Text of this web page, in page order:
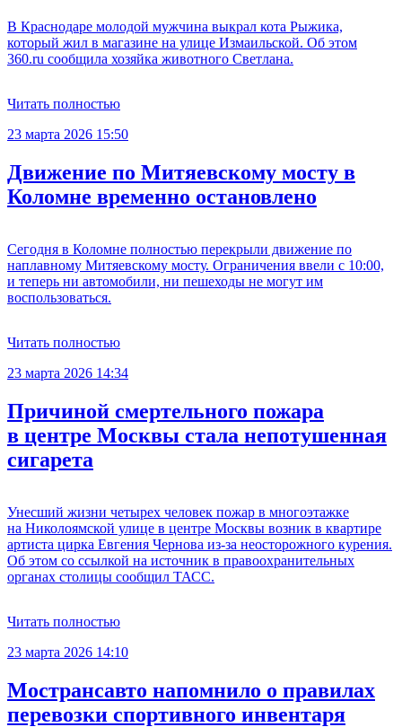
В Краснодаре молодой мужчина выкрал кота Рыжика,
который жил в магазине на улице Измаильской. Об этом
360.ru сообщила хозяйка животного Светлана.
Читать полностью
23 марта 2026 15:50
Движение по Митяевскому мосту в
Коломне временно остановлено
Сегодня в Коломне полностью перекрыли движение по
наплавному Митяевскому мосту. Ограничения ввели с 10:00,
и теперь ни автомобили, ни пешеходы не могут им
воспользоваться.
Читать полностью
23 марта 2026 14:34
Причиной смертельного пожара
в центре Москвы стала непотушенная
сигарета
Унесший жизни четырех человек пожар в многоэтажке
на Николоямской улице в центре Москвы возник в квартире
артиста цирка Евгения Чернова из-за неосторожного курения.
Об этом со ссылкой на источник в правоохранительных
органах столицы сообщил ТАСС.
Читать полностью
23 марта 2026 14:10
Мострансавто напомнило о правилах
перевозки спортивного инвентаря